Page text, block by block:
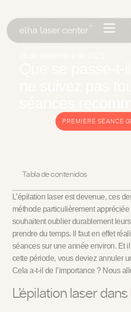
PREMIÈRE SÉANCE
Tabla de contenidos
L’épilation laser est devenue, ces
méthode particulièrement
souhaitent oublier durablement
prendre du temps. Il faut en effet
séances sur une année environ. Et
cette période, vous deviez annuler
Cela a-t-il de l’importance ? Nous
L’épilation laser